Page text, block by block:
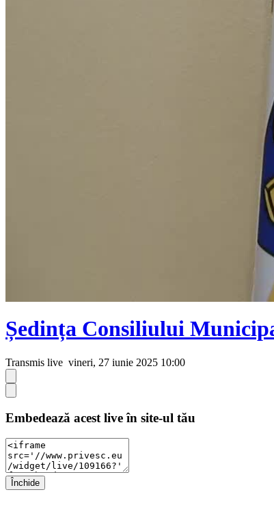
Ședința Consiliului
Transmis live vineri, 27 iunie 2025 10:00
Embedează acest live în site-ul tău
Închide